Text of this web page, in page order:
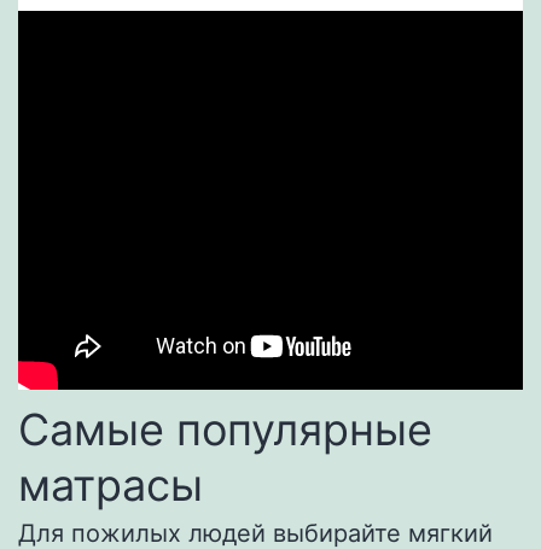
Самые популярные
матрасы
Для пожилых людей выбирайте мягкий